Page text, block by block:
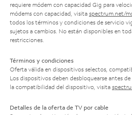
requiere módem con capacidad Gig para
módems con capacidad, visita spectrum.net/
todos los términos y condiciones de servicio
sujetos a cambios. No están disponibles en
restricciones.
Términos y condiciones
Oferta válida en dispositivos selectos,
Los dispositivos deben desbloquearse antes
la compatibilidad del dispositivo, visita
Detalles de la oferta de TV por cable